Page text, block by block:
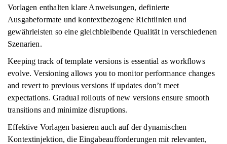
Vorlagen enthalten klare Anweisungen, definierte
Ausgabeformate und kontextbezogene Richtlinien und
gewährleisten so eine gleichbleibende Qualität in verschiedenen
Szenarien.
Keeping track of template versions is essential as workflows
evolve. Versioning allows you to monitor performance changes
and revert to previous versions if updates don’t meet
expectations. Gradual rollouts of new versions ensure smooth
transitions and minimize disruptions.
Effektive Vorlagen basieren auch auf der dynamischen
Kontextinjektion, die Eingabeaufforderungen mit relevanten,